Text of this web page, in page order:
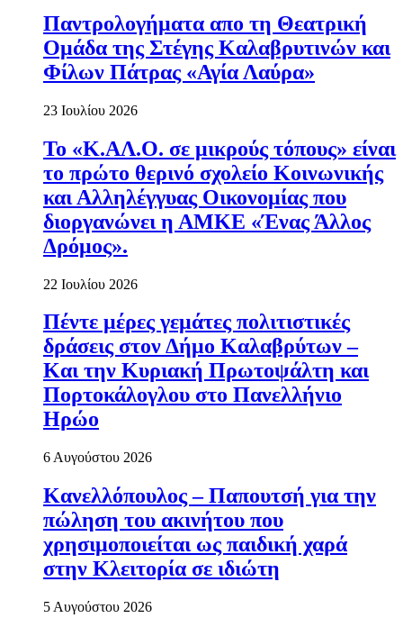
Παντρολογήματα απο τη Θεατρική
Ομάδα της Στέγης Καλαβρυτινών και
Φίλων Πάτρας «Αγία Λαύρα»
23 Ιουλίου 2026
Το «Κ.ΑΛ.Ο. σε μικρούς τόπους» είναι
το πρώτο θερινό σχολείο Κοινωνικής
και Αλληλέγγυας Οικονομίας που
διοργανώνει η ΑΜΚΕ «Ένας Άλλος
Δρόμος».
22 Ιουλίου 2026
Πέντε μέρες γεμάτες πολιτιστικές
δράσεις στον Δήμο Καλαβρύτων –
Και την Κυριακή Πρωτοψάλτη και
Πορτοκάλογλου στο Πανελλήνιο
Ηρώο
6 Αυγούστου 2026
Κανελλόπουλος – Παπουτσή για την
πώληση του ακινήτου που
χρησιμοποιείται ως παιδική χαρά
στην Κλειτορία σε ιδιώτη
5 Αυγούστου 2026